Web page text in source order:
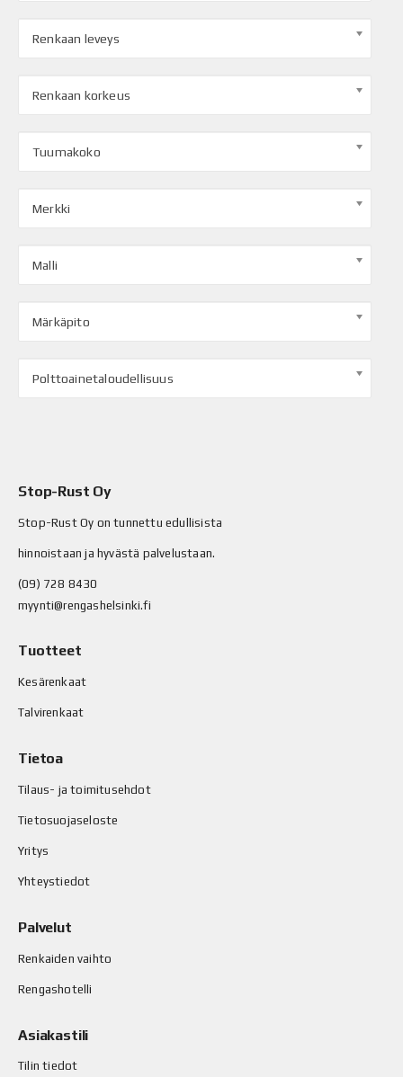
Renkaan leveys
Renkaan korkeus
Tuumakoko
Merkki
Malli
Märkäpito
Polttoainetaloudellisuus
Stop-Rust Oy
Stop-Rust Oy on tunnettu edullisista
hinnoistaan ja hyvästä palvelustaan.
(09) 728 8430
myynti@rengashelsinki.fi
Tuotteet
Kesärenkaat
Talvirenkaat
Tietoa
Tilaus- ja toimitusehdot
Tietosuojaseloste
Yritys
Yhteystiedot
Palvelut
Renkaiden vaihto
Rengashotelli
Asiakastili
Tilin tiedot